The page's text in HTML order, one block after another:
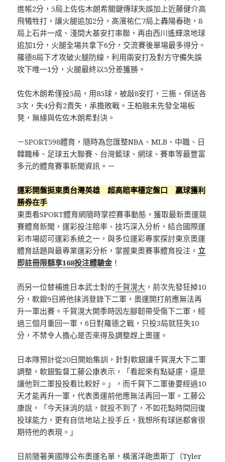
進帳2分，5局上佐佐木朗希關鍵傳球失誤加上近藤健介高
飛犧牲打，讓火腿追加2分，髙濱祐仁7局上轟陽春砲，8
局上石井一成、淺間大基安打串聯，再由西川遙輝滾地球
追加1分，火腿全場共拿下6分，交流賽後單場最多得分。
羅德8局下才攻破火腿防線，利用兩安打及對方守備失誤
攻下唯一1分，火腿最終以5分差獲勝。
佐佐木朗希僅投5局，用85球，被敲8安打，三振、保送各
3次，失4分有2責失，承擔敗戰。王柏融未先發全場板
凳，無緣與佐佐木朗希對決。
－SPORT598體育，隨時為您匯整NBA、MLB、中職、日
韓職棒、足球五大聯賽、台灣籃球、網球、賽車等最豐富
多元的體育賽事新聞資訊。－
運彩開盤挺東奧台灣英雄 超高賠率穩定盤口 贏球獲利
勝券在手
東奧看SPORT體育網隨時掌控賽事動態，獲取最新奧運競
賽體育新聞，運彩投注賠率、技巧深入分析，結合國際運
彩市場認可運彩系統之一，與多位運彩專家探討東京奧運
體育話題與最專業運彩分析，掌握東奧賽事體育投注， 立
即註冊限額享168投注體驗金！
而另一位替補進日本武士對的千賀滉大 ，前次先發狂掉10
分，軟銀9日將他抹消登錄下二軍，奧運開打前應無法再
升一軍出賽。千賀滉大開季時因左腳韌帶受傷下二軍，經
過三個月重回一軍，6日對羅德之戰，只投3局就狂失10
分，不禁令人擔心是否來得及調整趕上奧運。
日本隊預計從20日開始集訓，針對軟銀讓千賀滉大下二軍
調整，軟銀監督工藤公康表示，「看起來有點疑慮，還是
讓他到二軍投投看比較好。」，而千賀下二軍後要經過10
天才能再升一軍，代表奧運前他應無法再回一軍。工藤公
康說，「今天抹消的話，就投不到了，不如花點時間回復
投球能力，更有自信地站上投手丘，我想所有球迷都會很
期待他的表現。」
日前隨著美國隊公布奧運名單，橫濱洋砲奧斯丁（Tyler